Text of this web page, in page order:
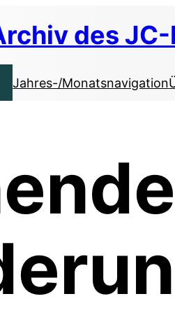
des
Jahres-/Monatsnavigation